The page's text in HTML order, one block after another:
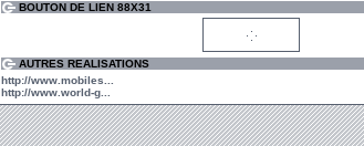
BOUTON DE LIEN 88X31
AUTRES REALISATIONS
http://www.mobiles...
http://www.world-g...